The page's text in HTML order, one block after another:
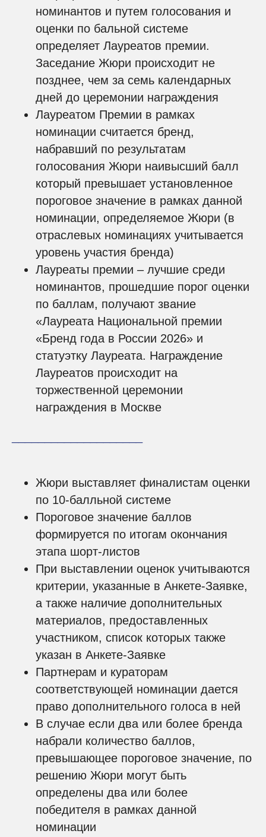
номинантов и путем голосования и
оценки по бальной системе
определяет Лауреатов премии.
Заседание Жюри происходит не
позднее, чем за семь календарных
дней до церемонии награждения
Лауреатом Премии в рамках
номинации считается бренд,
набравший по результатам
голосования Жюри наивысший балл
который превышает установленное
пороговое значение в рамках данной
номинации, определяемое Жюри (в
отраслевых номинациях учитывается
уровень участия бренда)
Лауреаты премии – лучшие среди
номинантов, прошедшие порог оценки
по баллам, получают звание
«Лауреата Национальной премии
«Бренд года в России 2026» и
статуэтку Лауреата. Награждение
Лауреатов происходит на
торжественной церемонии
награждения в Москве
Жюри выставляет финалистам оценки
по 10-балльной системе
Пороговое значение баллов
формируется по итогам окончания
этапа шорт-листов
При выставлении оценок учитываются
критерии, указанные в Анкете-Заявке,
а также наличие дополнительных
материалов, предоставленных
участником, список которых также
указан в Анкете-Заявке
Партнерам и кураторам
соответствующей номинации дается
право дополнительного голоса в ней
В случае если два или более бренда
набрали количество баллов,
превышающее пороговое значение, по
решению Жюри могут быть
определены два или более
победителя в рамках данной
номинации